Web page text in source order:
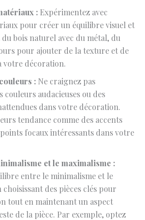
: Expérimentez avec
pour créer un équilibre visuel et
du bois naturel avec du métal, du
pour ajouter de la texture et de
votre décoration.
: Ne craignez pas
couleurs audacieuses ou des
dans votre décoration.
tendance comme des accents
focaux intéressants dans votre
et le maximalisme :
entre le minimalisme et le
choisissant des pièces clés pour
tout en maintenant un aspect
de la pièce. Par exemple, optez